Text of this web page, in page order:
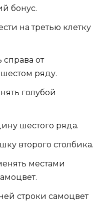
бонус.
на третью клетку
справа от
ряду.
голубой
шестого ряда.
второго столбика.
местами
строки самоцвет